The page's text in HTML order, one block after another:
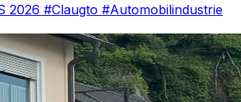
2026 #Claugto #Automobilindustrie